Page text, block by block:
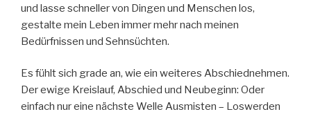
und lasse schneller von Dingen und Menschen los,
gestalte mein Leben immer mehr nach meinen
Bedürfnissen und Sehnsüchten.
Es fühlt sich grade an, wie ein weiteres Abschiednehmen.
Der ewige Kreislauf, Abschied und Neubeginn: Oder
einfach nur eine nächste Welle Ausmisten – Loswerden